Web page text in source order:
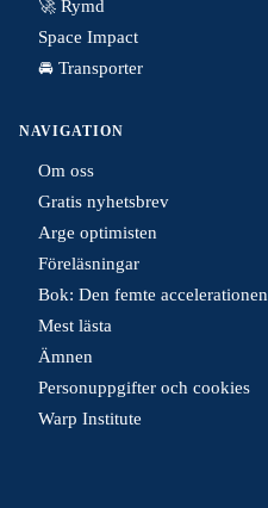
🚀 Rymd
Space Impact
🚘 Transporter
NAVIGATION
Om oss
Gratis nyhetsbrev
Arge optimisten
Föreläsningar
Bok: Den femte accelerationen
Mest lästa
Ämnen
Personuppgifter och cookies
Warp Institute